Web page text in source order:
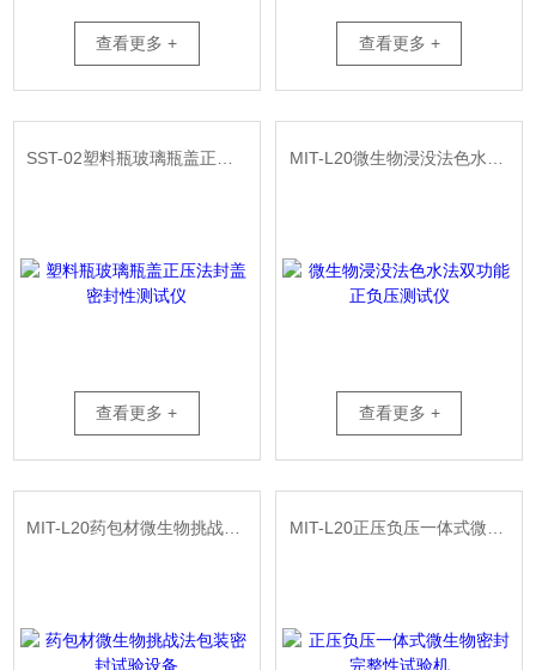
查看更多 + 查看更多 +
SST-02塑料瓶玻璃瓶盖正压法封盖密封性测试仪
查看更多 +
MIT-L20微生物浸没法色水法双功能正负压测试仪
查看更多 +
MIT-L20药包材微生物挑战法包装密封试验设备 MIT-L20正压负压一体式微生物密封完整性试验机